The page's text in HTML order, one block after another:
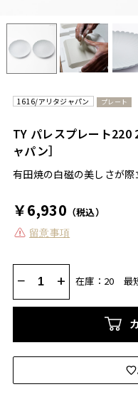
1616/アリタジャパン プレート
TY パレスプレート
ャパン］
有田焼の白磁の美しさが際
￥6,930 （税込）
留意事項
− + 在庫：20 最